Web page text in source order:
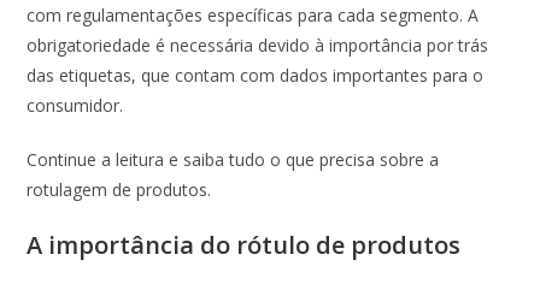
com regulamentações específicas para cada segmento. A
obrigatoriedade é necessária devido à importância por trás
das etiquetas, que contam com dados importantes para o
consumidor.
Continue a leitura e saiba tudo o que precisa sobre a
rotulagem de produtos.
A importância do rótulo de produtos